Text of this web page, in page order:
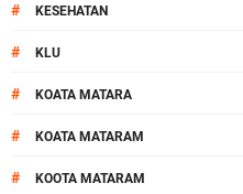
# KESEHATAN
# KLU
# KOATA MATARA
# KOATA MATARAM
# KOOTA MATARAM